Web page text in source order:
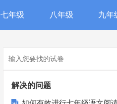
七年级 八年级 九年
解决的问题